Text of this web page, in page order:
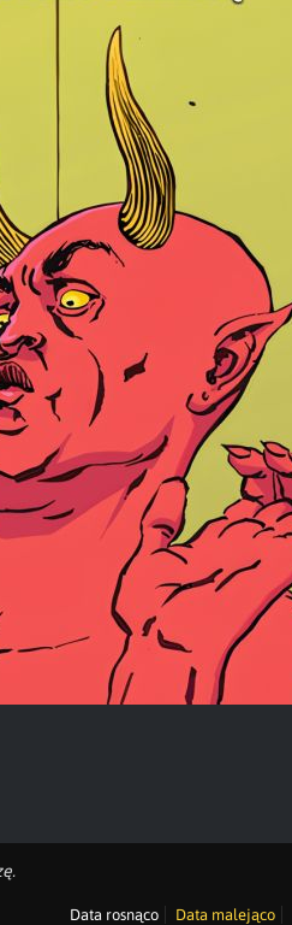
Data rosnąco Data malejąco